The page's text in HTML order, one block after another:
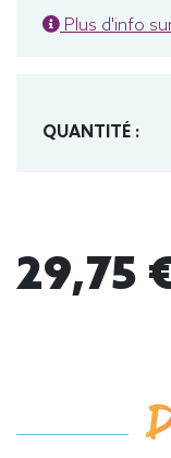
Plus d'info
QUANTITÉ :
29,75